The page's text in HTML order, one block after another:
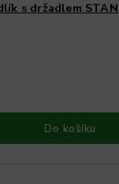
s držadlem
Do košíku